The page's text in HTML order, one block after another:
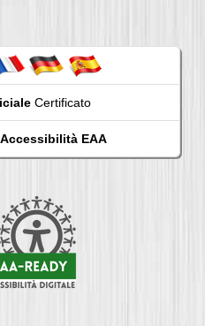
Certificato
Accessibilità EAA